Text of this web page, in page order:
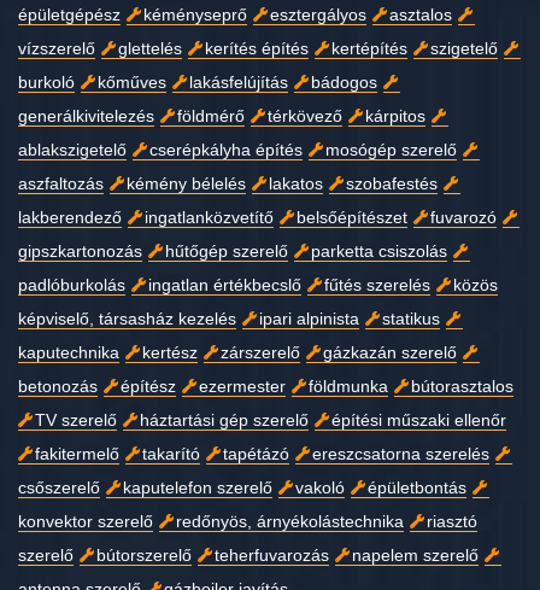
épületgépész
kéményseprő esztergályos
asztalos
vízszerelő
glettelés kerítés építés kertépítés
szigetelő
burkoló
kőműves lakásfelújítás
bádogos
generálkivitelezés
földmérő térkövező
kárpitos
ablakszigetelő
cserépkályha építés
mosógép szerelő
aszfaltozás
kémény bélelés lakatos
szobafestés
lakberendező
ingatlanközvetítő belsőépítészet
fuvarozó
gipszkartonozás
hűtőgép szerelő
parketta csiszolás
padlóburkolás
ingatlan értékbecslő fűtés szerelés
közös
képviselő, társasház kezelés
ipari alpinista
statikus
kaputechnika
kertész zárszerelő
gázkazán szerelő
betonozás
építész ezermester földmunka
bútorasztalos
TV szerelő
háztartási gép szerelő
építési műszaki ellenőr
fakitermelő
takarító tapétázó
ereszcsatorna szerelés
csőszerelő
kaputelefon szerelő vakoló
épületbontás
konvektor szerelő
redőnyös, árnyékolástechnika
riasztó
szerelő
bútorszerelő teherfuvarozás
napelem szerelő